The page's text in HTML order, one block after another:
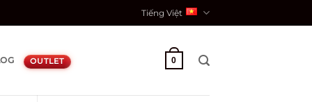
Tiếng Việt
OUTLET 0